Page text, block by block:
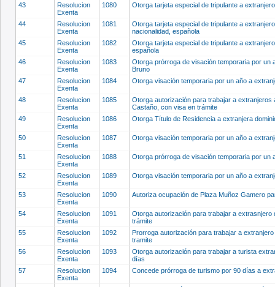
43
Resolucion
Exenta
1080 Otorga tarjeta especial de tripulante a
44
Resolucion
Exenta
1081
Otorga tarjeta especial de tripulante a
nacionalidad, española
45
Resolucion
Exenta
1082
Otorga tarjeta especial de tripulante a
española
46
Resolucion
Exenta
1083
Otorga prórroga de visación temporaria por un
Bruno
47
Resolucion
Exenta
1084 Otorga visación temporaria por un año a
48
Resolucion
Exenta
1085
Otorga autorización para trabajar a
Castaño, con visa en trámite
49
Resolucion
Exenta
1086 Otorga Título de Residencia a extranjera
50
Resolucion
Exenta
1087 Otorga visación temporaria por un año a
51
Resolucion
Exenta
1088 Otorga prórroga de visación temporaria por un
52
Resolucion
Exenta
1089 Otorga visación temporaria por un año a
53
Resolucion
Exenta
1090 Autoriza ocupación de Plaza Muñoz Gamero
54
Resolucion
Exenta
1091
Otorga autorización para trabajar a
trámite
55
Resolucion
Exenta
1092
Prorroga autorización para trabajar a
tramite
56
Resolucion
Exenta
1093
Otorga autorización para trabajar a turista
días
57
Resolucion
Exenta
1094 Concede prórroga de turismo por 90 días a